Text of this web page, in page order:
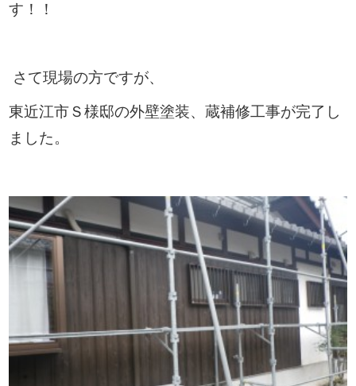
す！！
さて現場の方ですが、
東近江市Ｓ様邸の外壁塗装、蔵補修工事が完了し
ました。